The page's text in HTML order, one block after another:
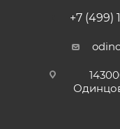
+7 (499)